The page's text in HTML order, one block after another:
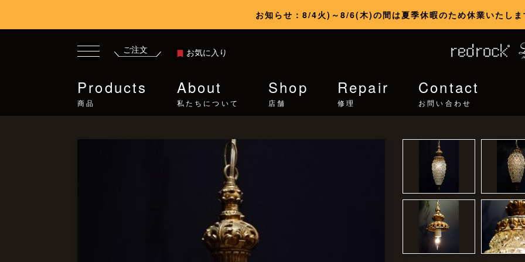
お知らせ：8/4火)～8/6(木)の間は夏季休暇のため休業いたしま
ご注文 お気に入り
Products
商品
About
私たちについて
Shop
店舗
Repair
修理
Contact
お問い合わせ